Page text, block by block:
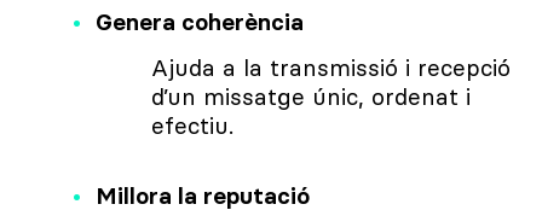
Genera coherència
Ajuda a la transmissió i recepció
d’un missatge únic, ordenat i
efectiu.
Millora la reputació